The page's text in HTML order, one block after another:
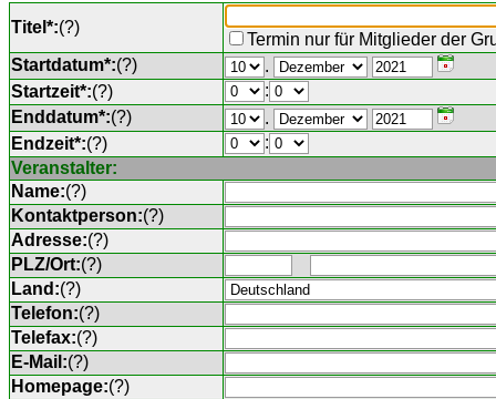
Titel*:(?)
Termin nur für Mitglieder der
Startdatum*:(?)
.
Startzeit*:(?)
:
Enddatum*:(?)
.
Endzeit*:(?)
:
Veranstalter:
Name:(?)
Kontaktperson:(?)
Adresse:(?)
PLZ/Ort:(?)
Land:(?)
Telefon:(?)
Telefax:(?)
E-Mail:(?)
Homepage:(?)